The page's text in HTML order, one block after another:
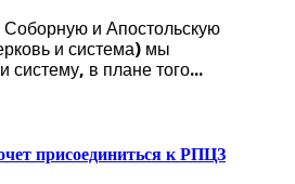
и Апостольскую
и система) мы
систему, в плане того...
присоединиться к РПЦЗ